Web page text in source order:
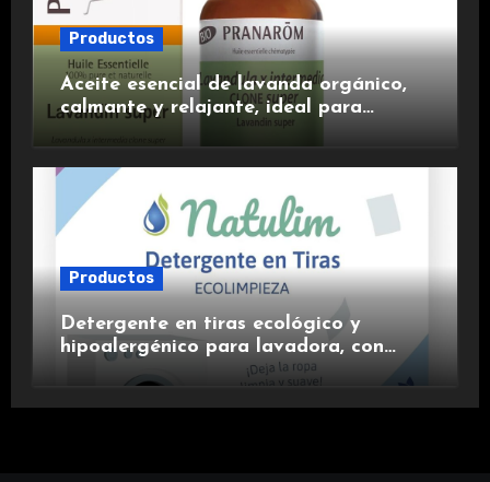
Productos
Aceite esencial de lavanda orgánico,
calmante y relajante, ideal para
Productos
Detergente en tiras ecológico y
hipoalergénico para lavadora, con
suavizante incluido y fragancia de
lavanda.